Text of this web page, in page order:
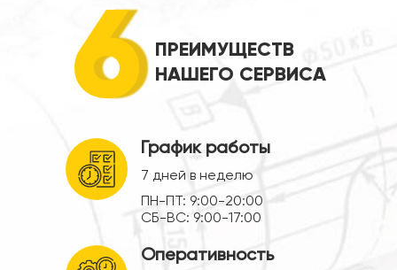
6
ПРЕИМУЩЕСТВ
НАШЕГО СЕРВИСА
График работы
7 дней в неделю
ПН-ПТ: 9:00-20:00
СБ-ВС: 9:00-17:00
Оперативность